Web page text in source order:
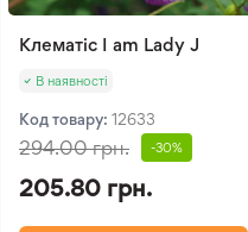
Клематіс I am Lady J
В наявності
Код товару: 12633
294.00 грн. -30%
205.80 грн.